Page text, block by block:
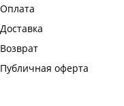
Оплата
Доставка
Возврат
Публичная оферта